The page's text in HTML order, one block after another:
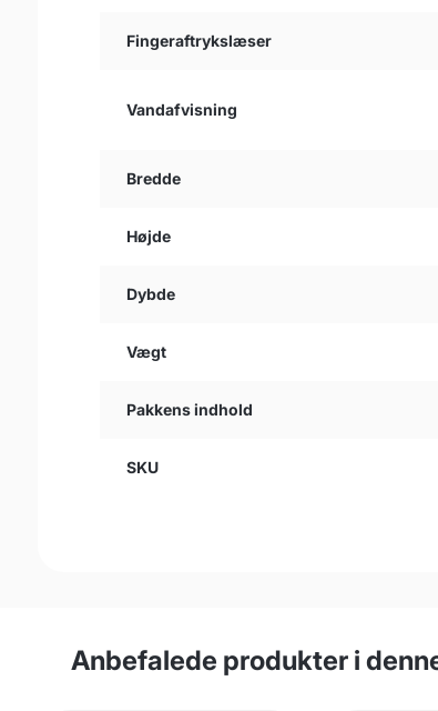
Fingeraftrykslæser
Vandafvisning
Bredde
Højde
Dybde
Vægt
Pakkens indhold
SKU
Anbefalede produkter i